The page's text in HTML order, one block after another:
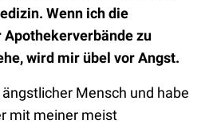
Wenn ich die
zu
wird mir übel vor Angst.
Mensch und habe
mit meiner meist